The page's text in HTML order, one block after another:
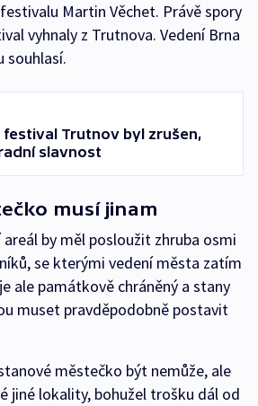
Martin Věchet. Právě spory
vyhnaly z Trutnova. Vedení Brna
souhlasí.
festival Trutnov byl zrušen,
slavnost
musí jinam
by měl posloužit zhruba osmi
se kterými vedení města zatím
ale památkově chráněný a stany
muset pravděpodobně postavit
městečko být nemůže, ale
jiné lokality, bohužel trošku dál od